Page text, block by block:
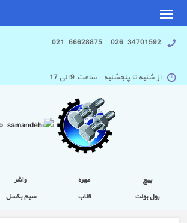
026-34701592 021-66628875
از شنبه تا پنجشنبه - ساعت 9 الی 17
پیچ مهره واشر
رول بولت
قلاب سیم بکسل